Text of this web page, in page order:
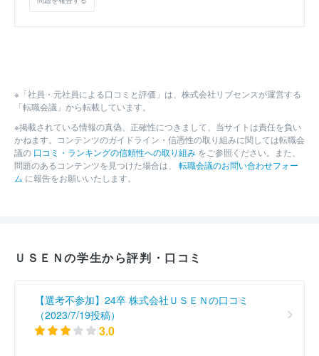
※「社員・元社員による口コミと評価」は、株式会社リブセンスが運営する
「転職会議」から転載しています。
※掲載されている情報の真偽、正確性につきまして、当サイトは責任を負い
かねます。コンテンツのガイドライン・信憑性の取り組みに関しては転職会
議の 口コミ・ランキングの信頼性への取り組み をご参照ください。また、
問題のあるコンテンツを見つけた場合は、 転職会議のお問い合わせフォー
ム に報告をお願いいたします。
ＵＳＥＮの学生から評判・口コミ
【選考不参加】24卒 株式会社ＵＳＥＮの口コミ
（2023/7/19投稿）
3.0